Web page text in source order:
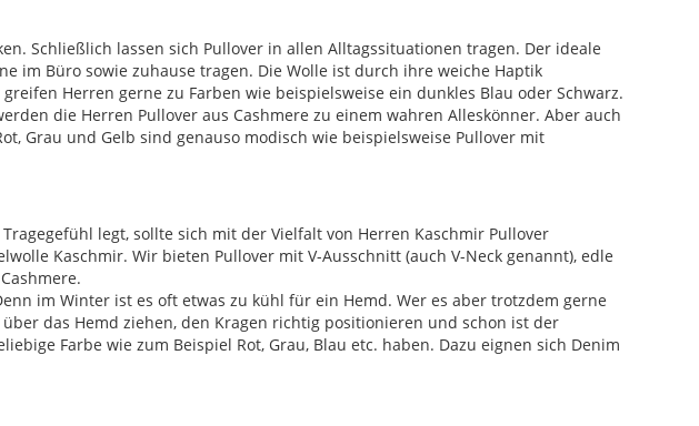
Schließlich lassen sich Pullover in allen Alltagssituationen tragen. Der ideale
im Büro sowie zuhause tragen. Die Wolle ist durch ihre weiche Haptik
Herren gerne zu Farben wie beispielsweise ein dunkles Blau oder Schwarz.
die Herren Pullover aus Cashmere zu einem wahren Alleskönner. Aber auch
Grau und Gelb sind genauso modisch wie beispielsweise Pullover mit
legt, sollte sich mit der Vielfalt von Herren Kaschmir Pullover
Kaschmir. Wir bieten Pullover mit V-Ausschnitt (auch V-Neck genannt), edle
im Winter ist es oft etwas zu kühl für ein Hemd. Wer es aber trotzdem gerne
das Hemd ziehen, den Kragen richtig positionieren und schon ist der
Farbe wie zum Beispiel Rot, Grau, Blau etc. haben. Dazu eignen sich Denim